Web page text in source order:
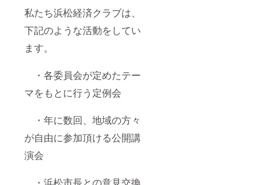
私たち浜松経済クラブは、
下記のような活動をしてい
ます。
・各委員会が定めたテー
マをもとに行う定例会
・年に数回、地域の方々
が自由に参加頂ける公開講
演会